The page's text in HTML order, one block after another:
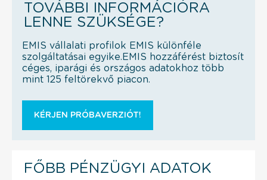
TOVÁBBI INFORMÁCIÓRA
LENNE SZÜKSÉGE?
EMIS vállalati profilok EMIS különféle
szolgáltatásai egyike.EMIS hozzáférést biztosít
céges, iparági és országos adatokhoz több
mint 125 feltörekvő piacon.
KÉRJEN PRÓBAVERZIÓT!
FŐBB PÉNZÜGYI ADATOK